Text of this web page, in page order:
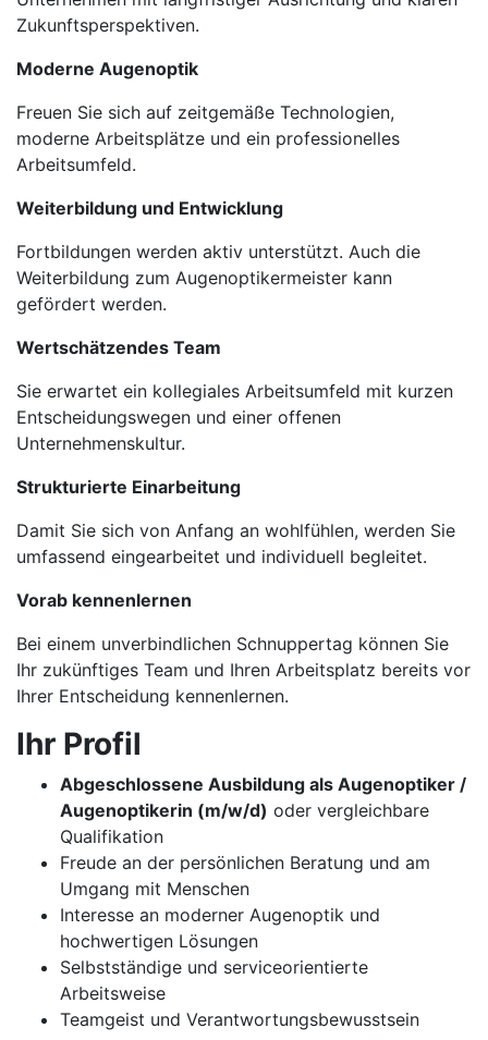
Zukunftsperspektiven.
Moderne Augenoptik
Freuen Sie sich auf zeitgemäße Technologien,
moderne Arbeitsplätze und ein professionelles
Arbeitsumfeld.
Weiterbildung und Entwicklung
Fortbildungen werden aktiv unterstützt. Auch die
Weiterbildung zum Augenoptikermeister kann
gefördert werden.
Wertschätzendes Team
Sie erwartet ein kollegiales Arbeitsumfeld mit kurzen
Entscheidungswegen und einer offenen
Unternehmenskultur.
Strukturierte Einarbeitung
Damit Sie sich von Anfang an wohlfühlen, werden Sie
umfassend eingearbeitet und individuell begleitet.
Vorab kennenlernen
Bei einem unverbindlichen Schnuppertag können Sie
Ihr zukünftiges Team und Ihren Arbeitsplatz bereits vor
Ihrer Entscheidung kennenlernen.
Ihr Profil
Abgeschlossene Ausbildung als Augenoptiker /
Augenoptikerin (m/w/d) oder vergleichbare
Qualifikation
Freude an der persönlichen Beratung und am
Umgang mit Menschen
Interesse an moderner Augenoptik und
hochwertigen Lösungen
Selbstständige und serviceorientierte
Arbeitsweise
Teamgeist und Verantwortungsbewusstsein